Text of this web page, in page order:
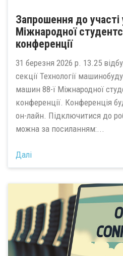
Запрошення до участі
Міжнародної
конференції
31 березня 2026 р. 13.25
секції Технології
машин 88-ї Міжнародної
конференції. Конференція
он-лайн. Підключитися до
можна за посиланням:...
Далі